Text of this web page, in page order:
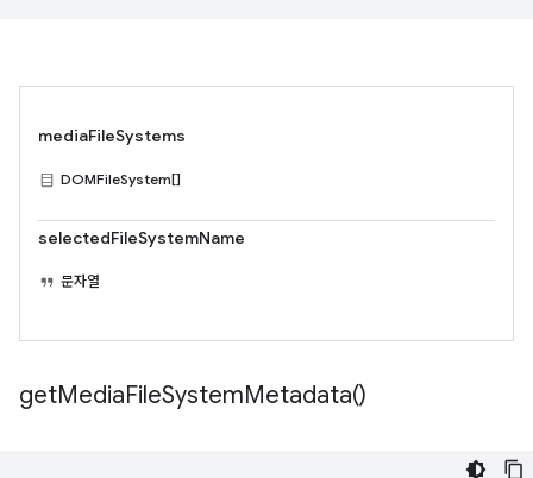
mediaFileSystems
DOMFileSystem[]
selectedFileSystemName
문자열
getMediaFileSystemMetadata()